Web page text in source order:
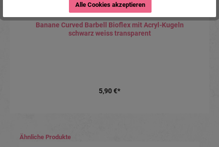
Banane Curved Barbell Bioflex mit Acryl-Kugeln
schwarz weiss transparent
5,90 €*
Produktgalerie überspringen
Ähnliche Produkte
Alle Cookies akzeptieren